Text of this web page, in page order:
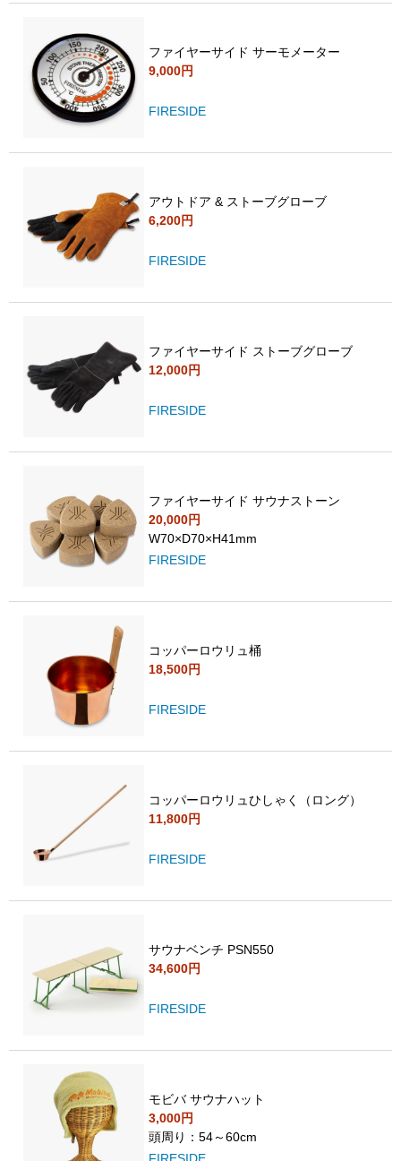
ファイヤーサイド サーモメーター
9,000円
FIRESIDE
アウトドア & ストーブグローブ
6,200円
FIRESIDE
ファイヤーサイド ストーブグローブ
12,000円
FIRESIDE
ファイヤーサイド サウナストーン
20,000円
W70×D70×H41mm
FIRESIDE
コッパーロウリュ桶
18,500円
FIRESIDE
コッパーロウリュひしゃく（ロング）
11,800円
FIRESIDE
サウナベンチ PSN550
34,600円
FIRESIDE
モビバ サウナハット
3,000円
頭周り：54～60cm
FIRESIDE